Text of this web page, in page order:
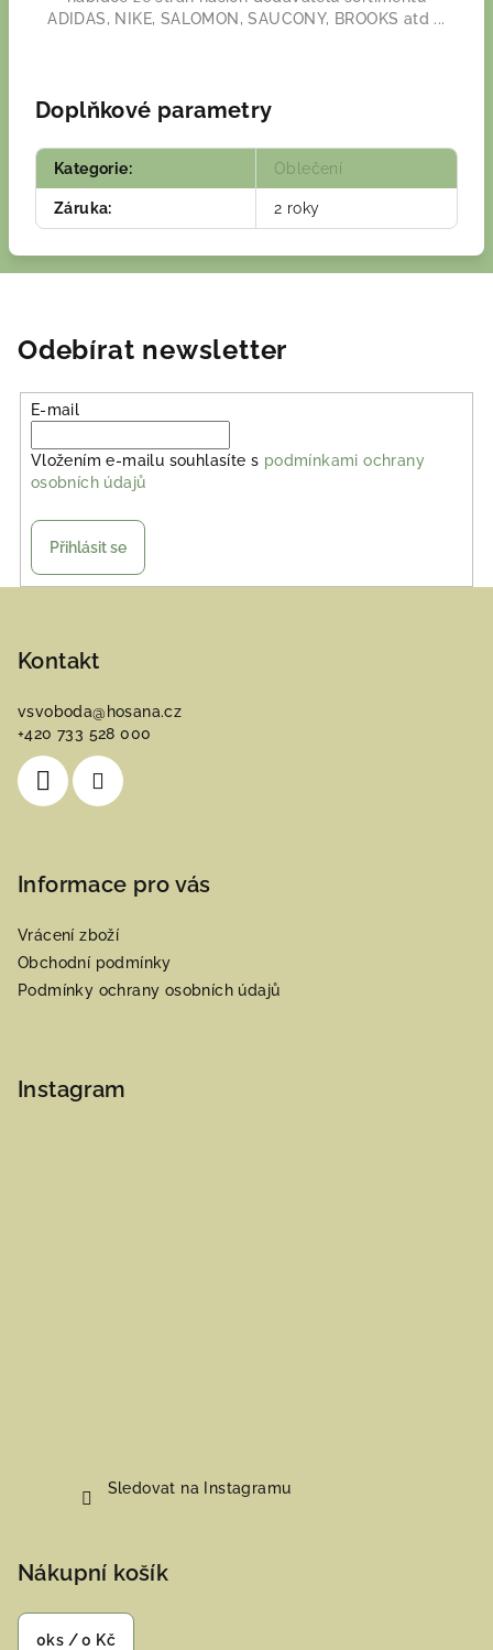
ADIDAS, NIKE, SALOMON, SAUCONY, BROOKS atd ...
Doplňkové parametry
Kategorie: Oblečení
Záruka: 2 roky
Odebírat newsletter
E-mail
Vložením e-mailu souhlasíte s podmínkami ochrany
osobních údajů
Přihlásit se
Kontakt
vsvoboda@ hosana.cz
+420 733 528 000
Informace pro vás
Vrácení zboží
Obchodní podmínky
Podmínky ochrany osobních údajů
Instagram
Sledovat na Instagramu
Nákupní košík
0ks /0 Kč